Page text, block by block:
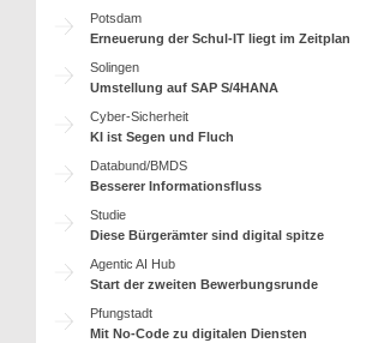
Potsdam
Erneuerung der Schul-IT liegt im Zeitplan
Solingen
Umstellung auf SAP S/4HANA
Cyber-Sicherheit
KI ist Segen und Fluch
Databund/BMDS
Besserer Informationsfluss
Studie
Diese Bürgerämter sind digital spitze
Agentic AI Hub
Start der zweiten Bewerbungsrunde
Pfungstadt
Mit No-Code zu digitalen Diensten